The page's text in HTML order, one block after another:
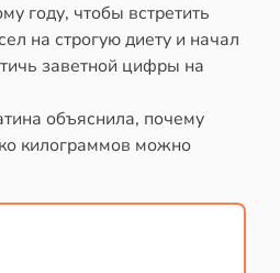
году, чтобы встретить
на строгую диету и начал
заветной цифры на
объяснила, почему
килограммов можно